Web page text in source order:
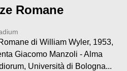
Romane
di William Wyler, 1953,
Giacomo Manzoli - Alma
Università di Bologna...